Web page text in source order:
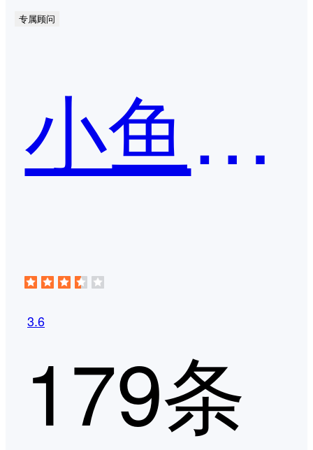
专属顾问
小鱼易连
3.6
179条